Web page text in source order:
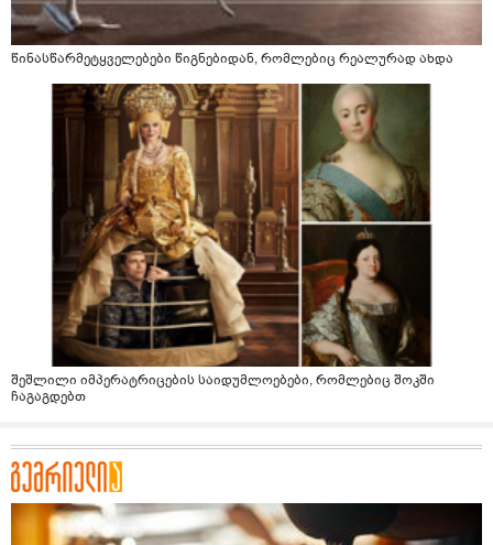
წინასწარმეტყველებები წიგნებიდან, რომლებიც რეალურად ახდა
შეშლილი იმპერატრიცების საიდუმლოებები, რომლებიც შოკში
ჩაგაგდებთ